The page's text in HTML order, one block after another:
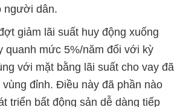
người dân.
giảm lãi suất huy động xuống
quanh mức 5%/năm đối với kỳ
với mặt bằng lãi suất cho vay đã
đỉnh. Điều này đã phần nào
triển bất động sản dễ dàng tiếp